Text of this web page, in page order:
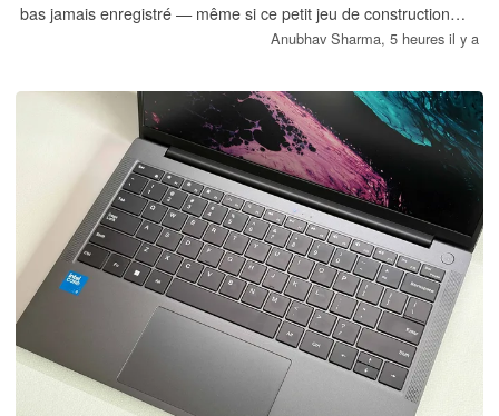
bas jamais enregistré — même si ce petit jeu de construction
atteint assez souvent ce prix. Il n’y a ni règles ni échec possible.
aussi bien sous Windows que sous macOS.
Anubhav Sharma, 5 heures il y a